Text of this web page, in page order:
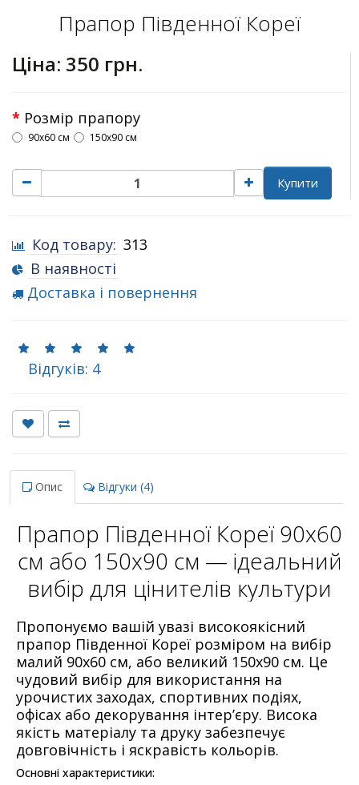
Прапор Південної Кореї
Ціна: 350 грн.
Розмір прапору
90х60 см 150х90 см
Купити
Код товару: 313
В наявності
Доставка і повернення
Відгуків: 4
Опис Відгуки (4)
Прапор Південної Кореї 90х60
см або 150х90 см — ідеальний
вибір для цінителів культури
Пропонуємо вашій увазі високоякісний
прапор Південної Кореї розміром на вибір
малий 90х60 см, або великий 150х90 см. Це
чудовий вибір для використання на
урочистих заходах, спортивних подіях,
офісах або декорування інтер’єру. Висока
якість матеріалу та друку забезпечує
довговічність і яскравість кольорів.
Основні характеристики: